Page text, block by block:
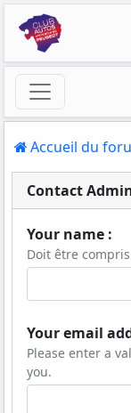
Accueil du
Contact
Your name :
Doit être
Your email
Please enter a
you.